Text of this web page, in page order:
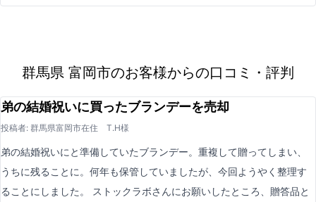
群馬県 富岡市のお客様からの口コミ・評判
弟の結婚祝いに買ったブランデーを売却
投稿者: 群馬県富岡市在住 T.H様
弟の結婚祝いにと準備していたブランデー。重複して贈ってしまい、
うちに残ることに。何年も保管していましたが、今回ようやく整理す
ることにしました。 ストックラボさんにお願いしたところ、贈答品と